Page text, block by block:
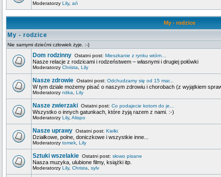
Moderatorzy Lily, ań
My - rodzice
My - rodzice
Nie samymi dziećmi człowiek żyje. :-)
Dom rodzinny Ostatni post: Mieszkanie z rynku wtórn...
Nasze relacje z rodzicami i rodzeństwem – własnymi i drugiej połówki
Moderatorzy Christa Lily
Nasze zdrowie Ostatni post: Odchudzamy się od 15 mar...
W tym dziale możemy pisać o naszym zdrowiu i chorobach (z wyjątkiem
Moderatorzy nitka Lily
Nasze zwierzaki Ostatni post: Co podajecie kotom do je...
Wszystko o innych gatunkach, które żyją razem z nami. :-)
Moderatorzy Lily, Alispo
Nasze uprawy Ostatni post: Kiełki
Działkowe, polne, doniczkowe i wszystkie inne...
Moderatorzy tomek Lily
Sztuki wszelakie Ostatni post: słowo pisane
Nasza muzyka, ulubione filmy, książki itp.
Moderatorzy Lily, Christa sylv